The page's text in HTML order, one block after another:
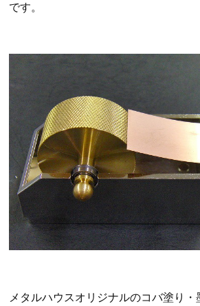
です。
メタルハウスオリジナルのコバ塗り